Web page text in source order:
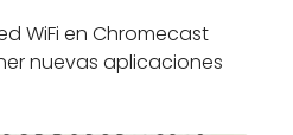
WiFi en Chromecast
nuevas aplicaciones